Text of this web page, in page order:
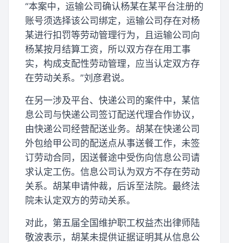
“本案中，运输公司确认杨某在某平台注册的
账号须选择该公司绑定，运输公司存在对杨
某进行扣罚等劳动管理行为，且运输公司向
杨某按月结算工资，所以双方存在用工事
实，构成支配性劳动管理，应当认定双方存
在劳动关系。”刘彦君说。
在另一涉及平台、快递公司的案件中，某信
息公司与快递公司签订配送代理合作协议，
由快递公司经营配送业务。胡某在快递公司
外包给甲公司的配送点从事送餐工作，未签
订劳动合同，因送餐途中受伤向信息公司请
求认定工伤。信息公司认为双方不存在劳动
关系。胡某申请仲裁，后诉至法院。最终法
院未认定双方的劳动关系。
对此，第五届全国维护职工权益杰出律师陆
敬波表示，胡某未提供证据证明其从信息公